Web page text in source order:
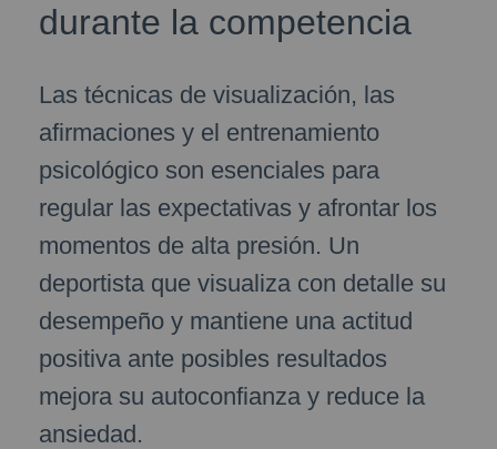
durante la competencia
Las técnicas de visualización, las
afirmaciones y el entrenamiento
psicológico son esenciales para
regular las expectativas y afrontar los
momentos de alta presión. Un
deportista que visualiza con detalle su
desempeño y mantiene una actitud
positiva ante posibles resultados
mejora su autoconfianza y reduce la
ansiedad.